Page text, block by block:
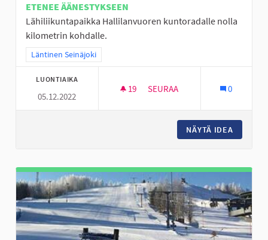
ETENEE ÄÄNESTYKSEEN
Lähiliikuntapaikka Hallilanvuoren kuntoradalle nolla
kilometrin kohdalle.
Rajaa tulokset teeman mukaan: Läntinen Seinäjoki
Läntinen Seinäjoki
LUONTIAIKA
05.12.2022
19 19 SEURAAJAA
SEURAA 0
NÄYTÄ IDEA